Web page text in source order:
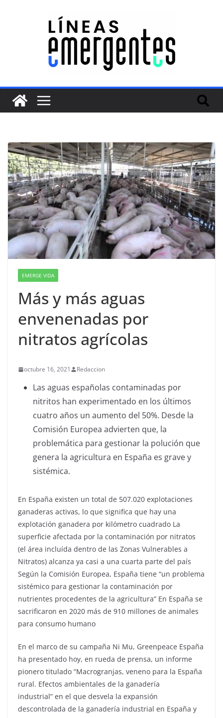
EMERGE VIDA
Más y más aguas
envenenadas por
nitratos agrícolas
octubre 16, 2021 Redaccion
Las aguas españolas contaminadas por
nitritos han experimentado en los últimos
cuatro años un aumento del 50%. Desde la
Comisión Europea advierten que, la
problemática para gestionar la polución que
genera la agricultura en España es grave y
sistémica.
En España existen un total de 507.020 explotaciones
ganaderas activas, lo que significa que hay una
explotación ganadera por kilómetro cuadrado La
superficie afectada por la contaminación por nitratos
(el área incluída dentro de las Zonas Vulnerables a
Nitratos) alcanza ya casi a una cuarta parte del país
Según la Comisión Europea, España tiene “un problema
sistémico para gestionar la contaminación por
nutrientes procedentes de la agricultura” En España se
sacrificaron en 2020 más de 910 millones de animales
para consumo humano
En el marco de su campaña Ni Mu, Greenpeace España
ha presentado hoy, en rueda de prensa, un informe
pionero titulado “Macrogranjas, veneno para la España
rural. Efectos ambientales de la ganadería
industrial” en el que desvela la expansión
descontrolada de la ganadería industrial en España y